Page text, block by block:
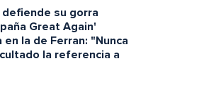
defiende su gorra
Great Again'
en la de Ferran: "Nunca
la referencia a